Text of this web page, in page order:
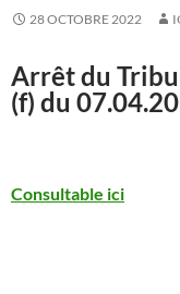
28 OCTOBRE 2022
Arrêt du
(f) du
Consultable ici